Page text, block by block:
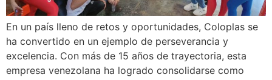
En un país lleno de retos y oportunidades, Coloplas se
ha convertido en un ejemplo de perseverancia y
excelencia. Con más de 15 años de trayectoria, esta
empresa venezolana ha logrado consolidarse como